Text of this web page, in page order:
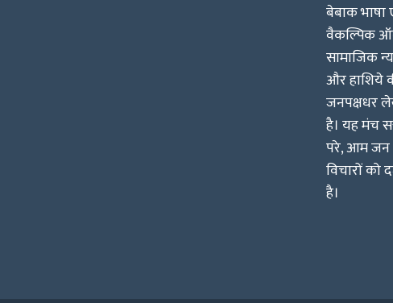
बेबाक भाषा
वैकल्पिक
सामाजिक
और हाशिये
जनपक्षधर
है। यह मंच
परे, आम जन
विचारों को
है।